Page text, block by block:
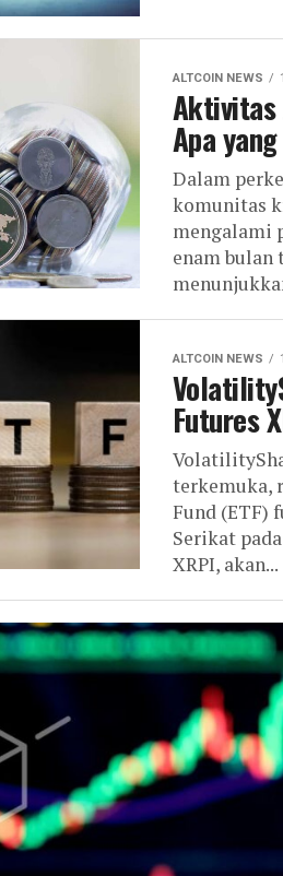
ALTCOIN NEWS
Aktivitas
Apa
Dalam
komunitas
mengalami
enam bulan
ALTCOIN NEWS
Futures
terkemuka,
Fund (ETF)
Serikat
XRPI, akan...